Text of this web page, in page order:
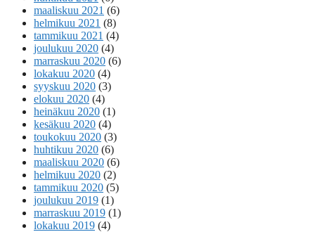
maaliskuu 2021 (6)
helmikuu 2021 (8)
tammikuu 2021 (4)
joulukuu 2020 (4)
marraskuu 2020 (6)
lokakuu 2020 (4)
syyskuu 2020 (3)
elokuu 2020 (4)
heinäkuu 2020 (1)
kesäkuu 2020 (4)
toukokuu 2020 (3)
huhtikuu 2020 (6)
maaliskuu 2020 (6)
helmikuu 2020 (2)
tammikuu 2020 (5)
joulukuu 2019 (1)
marraskuu 2019 (1)
lokakuu 2019 (4)